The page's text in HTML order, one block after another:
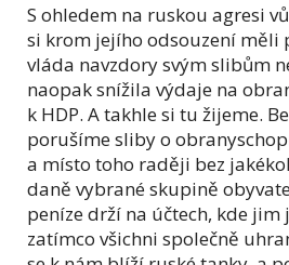
S ohledem na ruskou agresi
si krom jejího odsouzení měli
vláda navzdory svým slibům
naopak snížila výdaje na
k HDP. A takhle si tu žijeme.
porušíme sliby o
a místo toho raději bez
daně vybrané skupině
peníze drží na účtech, kde jim
zatímco všichni společně